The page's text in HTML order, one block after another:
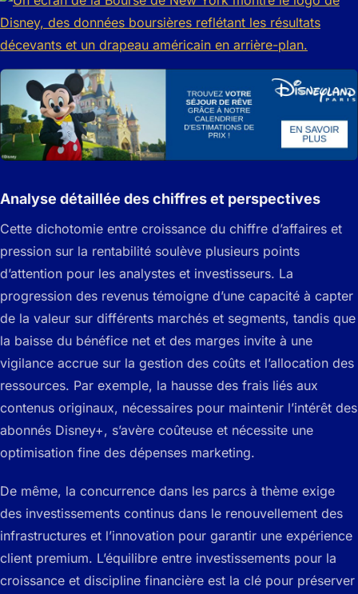
Analyse détaillée des chiffres et perspectives
Cette dichotomie entre croissance du chiffre d’affaires et
pression sur la rentabilité soulève plusieurs points
d’attention pour les analystes et investisseurs. La
progression des revenus témoigne d’une capacité à capter
de la valeur sur différents marchés et segments, tandis que
la baisse du bénéfice net et des marges invite à une
vigilance accrue sur la gestion des coûts et l’allocation des
ressources. Par exemple, la hausse des frais liés aux
contenus originaux, nécessaires pour maintenir l’intérêt des
abonnés Disney+, s’avère coûteuse et nécessite une
optimisation fine des dépenses marketing.
De même, la concurrence dans les parcs à thème exige
des investissements continus dans le renouvellement des
infrastructures et l’innovation pour garantir une expérience
client premium. L’équilibre entre investissements pour la
croissance et discipline financière est la clé pour préserver